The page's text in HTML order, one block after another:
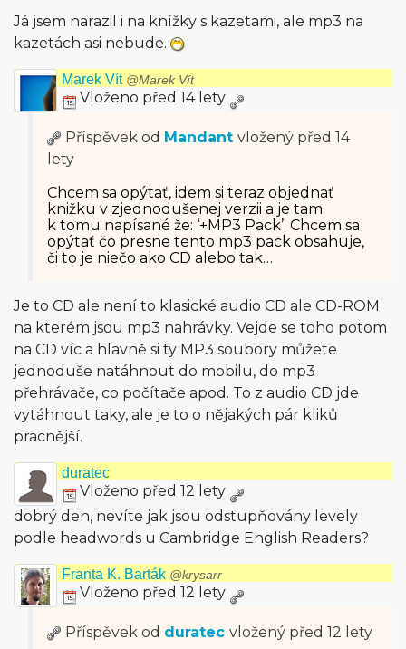
Já jsem narazil i na knížky s kazetami, ale mp3 na
kazetách asi nebude.
Marek Vít @Marek Vít
Vloženo před 14 lety
Příspěvek od Mandant vložený před 14
lety
Chcem sa opýtať, idem si teraz objednať
knižku v zjednodušenej verzii a je tam
k tomu napísané že: ‘+MP3 Pack’. Chcem sa
opýtať čo presne tento mp3 pack obsahuje,
či to je niečo ako CD alebo tak…
Je to CD ale není to klasické audio CD ale CD-ROM
na kterém jsou mp3 nahrávky. Vejde se toho potom
na CD víc a hlavně si ty MP3 soubory můžete
jednoduše natáhnout do mobilu, do mp3
přehrávače, co počítače apod. To z audio CD jde
vytáhnout taky, ale je to o nějakých pár kliků
pracnější.
duratec
Vloženo před 12 lety
dobrý den, nevíte jak jsou odstupňovány levely
podle headwords u Cambridge English Readers?
Franta K. Barták @krysarr
Vloženo před 12 lety
Příspěvek od duratec vložený před 12 lety